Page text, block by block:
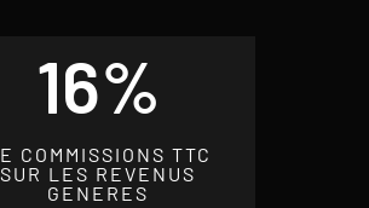
16%
COMMISSIONS TTC
SUR LES REVENUS
GENERES